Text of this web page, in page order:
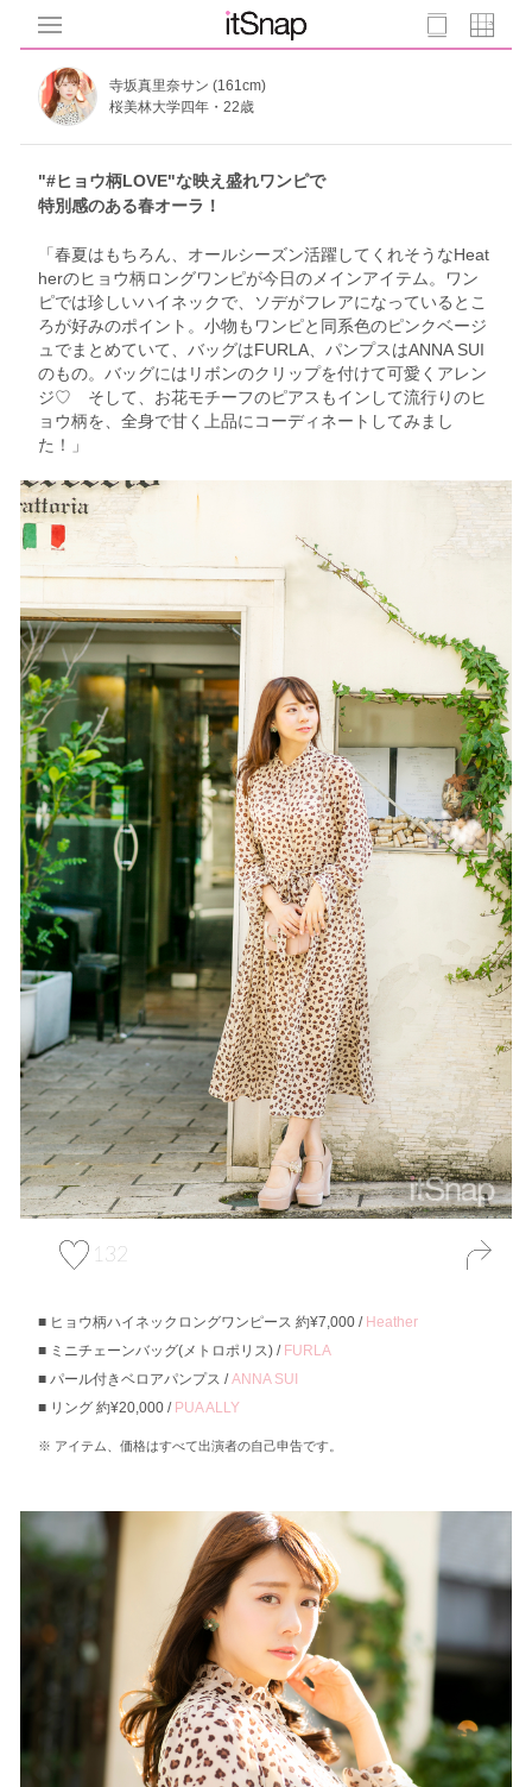
寺坂真里奈サン (161cm)
桜美林大学四年・22歳
"#ヒョウ柄LOVE"な映え盛れワンピで
特別感のある春オーラ！
「春夏はもちろん、オールシーズン活躍してくれそうなHeat
herのヒョウ柄ロングワンピが今日のメインアイテム。ワン
ピでは珍しいハイネックで、ソデがフレアになっているとこ
ろが好みのポイント。小物もワンピと同系色のピンクベージ
ュでまとめていて、バッグはFURLA、パンプスはANNA SUI
のもの。バッグにはリボンのクリップを付けて可愛くアレン
ジ♡ そして、お花モチーフのピアスもインして流行りのヒ
ョウ柄を、全身で甘く上品にコーディネートしてみまし
た！」
132
ヒョウ柄ハイネックロングワンピース 約¥7,000 / Heather
ミニチェーンバッグ(メトロポリス) / FURLA
パール付きベロアパンプス /ANNA SUI
リング 約¥20,000 / PUA ALLY
アイテム、価格はすべて出演者の自己申告です。